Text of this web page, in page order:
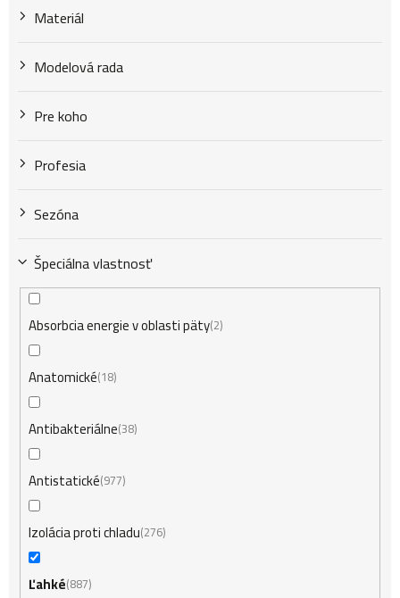
o
v
Materiál
Modelová rada
Pre koho
Profesia
Sezóna
Špeciálna vlastnosť
Absorbcia energie v oblasti päty 2
Anatomické 18
Antibakteriálne 38
Antistatické 977
Izolácia proti chladu 276
Ľahké 887